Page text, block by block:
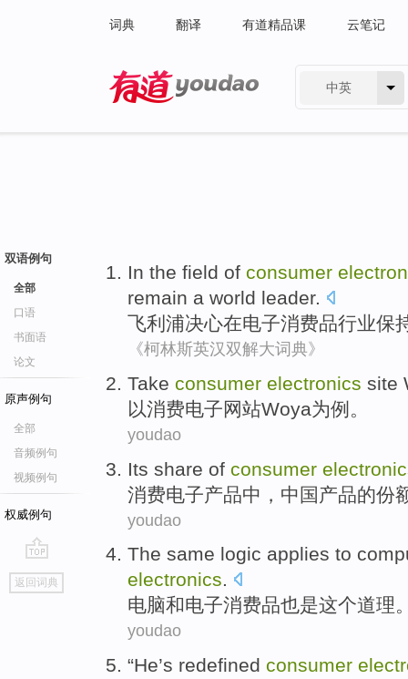
词典 翻译 有道精品课 云笔记
中英
双语例句
全部
口语
书面语
论文
原声例句
全部
音频例句
视频例句
权威例句
go
top
返回词典
In the field of consumer
remain a world leader.
飞利浦决心在电子消费品行业保
《柯林斯英汉双解大词典》
Take consumer electronics site
以消费电子网站Woya为例 。
youdao
Its share of consumer
消费电子产品中 ，中国产品的份
youdao
The same logic applies to
electronics.
电脑和电子消费品也是这个道理
youdao
“He’s redefined consumer